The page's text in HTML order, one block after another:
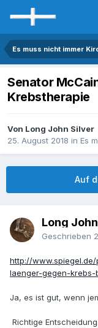
Es muss nicht immer
Senator
Krebstherapie
Von Long John Silver
25. August 2018 in Es
Auf
Long
Geschrieben
http://
laenger-gegen-krebs-
Ja, es ist gut, wenn
Richtige Entscheidung.